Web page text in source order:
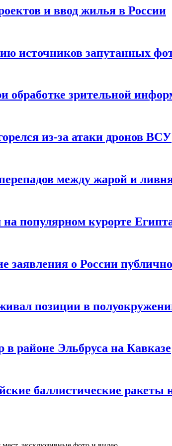
и ввод жилья в России
источников запутанных
обработке зрительной
из-за атаки дронов ВСУ
между жарой и
популярном курорте
заявления о России публично
позиции в
районе Эльбруса на Кавказе
баллистические ракеты